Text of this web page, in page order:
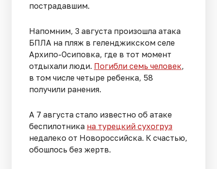
пострадавшим.
Напомним, 3 августа произошла атака
БПЛА на пляж в геленджикском селе
Архипо-Осиповка, где в тот момент
отдыхали люди. Погибли семь человек,
в том числе четыре ребенка, 58
получили ранения.
А 7 августа стало известно об атаке
беспилотника на турецкий сухогруз
недалеко от Новороссийска. К счастью,
обошлось без жертв.